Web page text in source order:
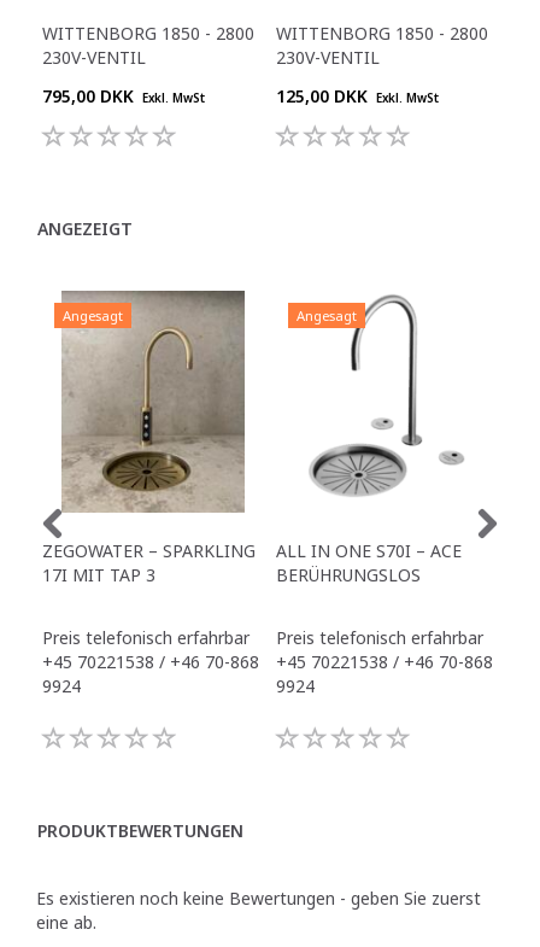
WITTENBORG 1850 - 2800
230V-VENTIL
795,00 DKK Exkl. MwSt
WITTENBORG 1850 - 2800
230V-VENTIL
125,00 DKK Exkl. MwSt
ANGEZEIGT
Angesagt
ZEGOWATER – SPARKLING
17I MIT TAP 3
Preis telefonisch erfahrbar
+45 70221538 / +46 70-868
9924
Angesagt
ALL IN ONE S70I – ACE
BERÜHRUNGSLOS
Preis telefonisch erfahrbar
+45 70221538 / +46 70-868
9924
PRODUKTBEWERTUNGEN
Es existieren noch keine Bewertungen - geben Sie zuerst
eine ab.